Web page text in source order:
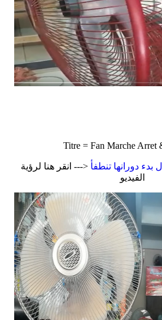
Titre = Fan Marche Arret
بدء دورانها تنطفأ <--- انقر هنا لرؤية
الفيديو